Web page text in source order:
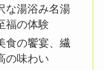
な湯浴み名湯
福の体験
食の饗宴、繊
の味わい